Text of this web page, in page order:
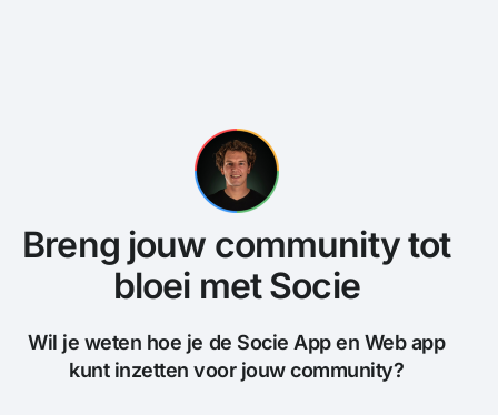
Breng jouw community tot
bloei met Socie
Wil je weten hoe je de Socie App en Web app
kunt inzetten voor jouw community?